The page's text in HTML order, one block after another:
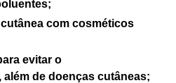
com cosméticos
evitar o
de doenças cutâneas;